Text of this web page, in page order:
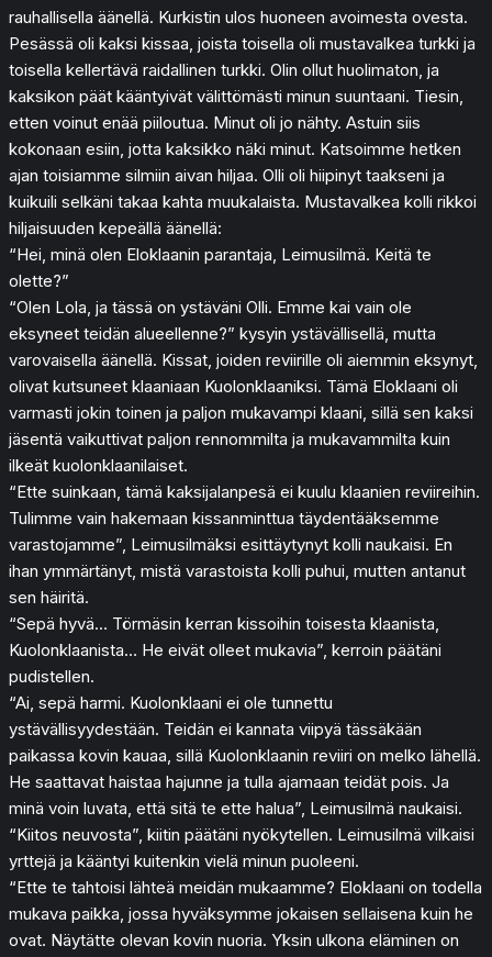
rauhallisella äänellä. Kurkistin ulos huoneen avoimesta ovesta.
Pesässä oli kaksi kissaa, joista toisella oli mustavalkea turkki ja
toisella kellertävä raidallinen turkki. Olin ollut huolimaton, ja
kaksikon päät kääntyivät välittömästi minun suuntaani. Tiesin,
etten voinut enää piiloutua. Minut oli jo nähty. Astuin siis
kokonaan esiin, jotta kaksikko näki minut. Katsoimme hetken
ajan toisiamme silmiin aivan hiljaa. Olli oli hiipinyt taakseni ja
kuikuili selkäni takaa kahta muukalaista. Mustavalkea kolli rikkoi
hiljaisuuden kepeällä äänellä:
“Hei, minä olen Eloklaanin parantaja, Leimusilmä. Keitä te
olette?”
“Olen Lola, ja tässä on ystäväni Olli. Emme kai vain ole
eksyneet teidän alueellenne?” kysyin ystävällisellä, mutta
varovaisella äänellä. Kissat, joiden reviirille oli aiemmin eksynyt,
olivat kutsuneet klaaniaan Kuolonklaaniksi. Tämä Eloklaani oli
varmasti jokin toinen ja paljon mukavampi klaani, sillä sen kaksi
jäsentä vaikuttivat paljon rennommilta ja mukavammilta kuin
ilkeät kuolonklaanilaiset.
“Ette suinkaan, tämä kaksijalanpesä ei kuulu klaanien reviireihin.
Tulimme vain hakemaan kissanminttua täydentääksemme
varastojamme”, Leimusilmäksi esittäytynyt kolli naukaisi. En
ihan ymmärtänyt, mistä varastoista kolli puhui, mutten antanut
sen häiritä.
“Sepä hyvä… Törmäsin kerran kissoihin toisesta klaanista,
Kuolonklaanista… He eivät olleet mukavia”, kerroin päätäni
pudistellen.
“Ai, sepä harmi. Kuolonklaani ei ole tunnettu
ystävällisyydestään. Teidän ei kannata viipyä tässäkään
paikassa kovin kauaa, sillä Kuolonklaanin reviiri on melko lähellä.
He saattavat haistaa hajunne ja tulla ajamaan teidät pois. Ja
minä voin luvata, että sitä te ette halua”, Leimusilmä naukaisi.
“Kiitos neuvosta”, kiitin päätäni nyökytellen. Leimusilmä vilkaisi
yrttejä ja kääntyi kuitenkin vielä minun puoleeni.
“Ette te tahtoisi lähteä meidän mukaamme? Eloklaani on todella
mukava paikka, jossa hyväksymme jokaisen sellaisena kuin he
ovat. Näytätte olevan kovin nuoria. Yksin ulkona eläminen on